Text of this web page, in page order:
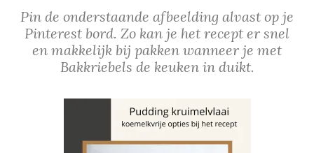
Pin de onderstaande afbeelding alvast op je
Pinterest bord. Zo kan je het recept er snel
en makkelijk bij pakken wanneer je met
Bakkriebels de keuken in duikt.